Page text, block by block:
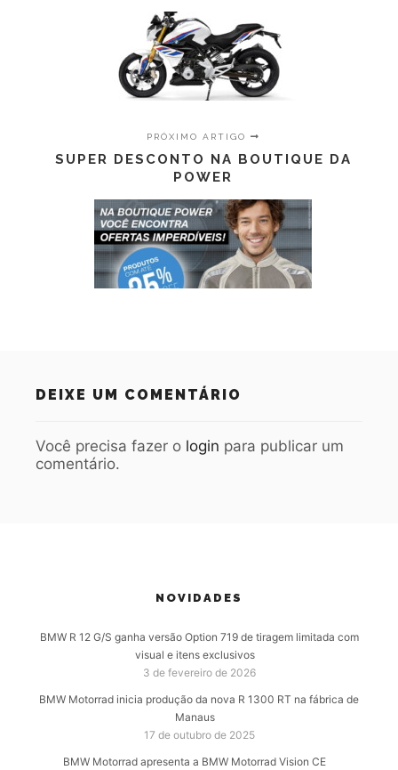
PRÓXIMO ARTIGO
SUPER DESCONTO NA BOUTIQUE DA
POWER
DEIXE UM COMENTÁRIO
Você precisa fazer o login para publicar um
comentário.
NOVIDADES
BMW R 12 G/S ganha versão Option 719 de tiragem limitada com
visual e itens exclusivos
3 de fevereiro de 2026
BMW Motorrad inicia produção da nova R 1300 RT na fábrica de
Manaus
17 de outubro de 2025
BMW Motorrad apresenta a BMW Motorrad Vision CE